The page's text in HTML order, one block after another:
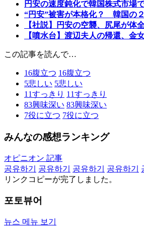
円安の速度鈍化で韓国株式市場
“円安”被害が本格化？ 韓国の
【社説】円安の空襲、尻尾が体
【噴水台】渡辺夫人の帰還、金
この記事を読んで…
16腹立つ 16腹立つ
5悲しい 5悲しい
11すっきり 11すっきり
83興味深い 83興味深い
7役に立つ 7役に立つ
みんなの感想ランキング
オピニオン 記事
공유하기
공유하기 공유하기 공유하기
リンクコピーが完了しました。
포토뷰어
뉴스 메뉴 보기